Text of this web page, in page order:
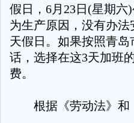
假日，6月23日(星期六
为生产原因，没有办
天假日。如果按照青
话，选择在这3天加班
费。
根据《劳动法》和